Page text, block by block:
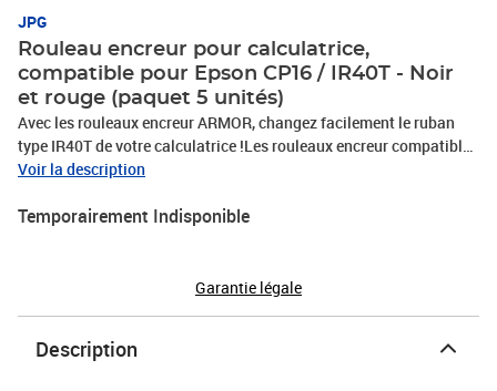
JPG
Rouleau encreur pour calculatrice,
compatible pour Epson CP16 / IR40T - Noir
et rouge (paquet 5 unités)
Avec les rouleaux encreur ARMOR, changez facilement le ruban
type IR40T de votre calculatrice !Les rouleaux encreur compatibles
pour calculatrices ARMOR assurent des performances fiables et
avec plusieurs modèles de calculatrices, ce ruban d'encre bicolore,
encreurCouleur d'impression : noir et rougeRuban d'encre
bicolore noire et rouge Excellent rapport qualité-prix
Voir la description
Temporairement Indisponible
Garantie légale
Description